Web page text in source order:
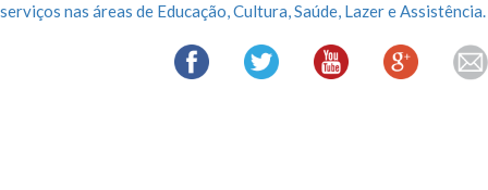
serviços nas áreas de Educação, Cultura, Saúde, Lazer e Assistência.